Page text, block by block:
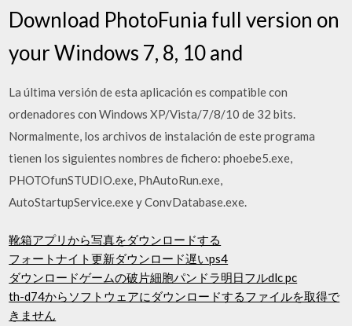
Download PhotoFunia full version on
your Windows 7, 8, 10 and
La última versión de esta aplicación es compatible con
ordenadores con Windows XP/Vista/7/8/10 de 32 bits.
Normalmente, los archivos de instalación de este programa
tienen los siguientes nombres de fichero: phoebe5.exe,
PHOTOfunSTUDIO.exe, PhAutoRun.exe,
AutoStartupService.exe y ConvDatabase.exe.
靴箱アプリから写真をダウンロードする
フォートナイト更新ダウンロード遅いps4
ダウンロードゲームの破片細胞パンドラ明日フルdlc pc
th-d74からソフトウェアにダウンロードするファイルを取得で
きません